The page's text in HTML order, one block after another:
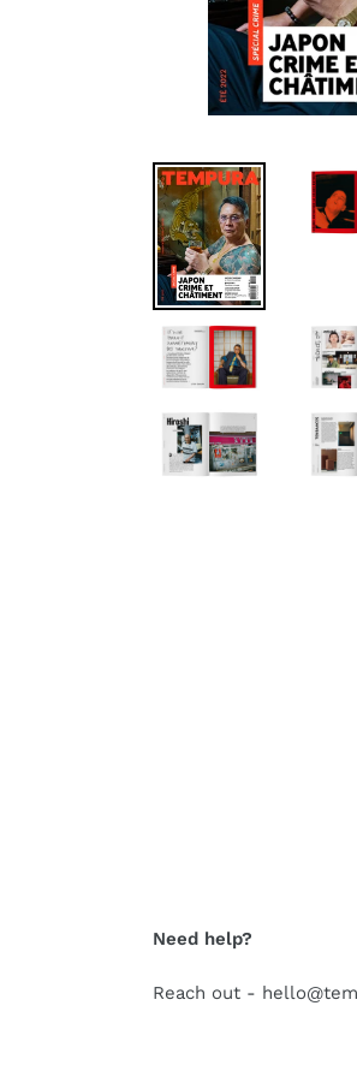
Need help?
Reach out -